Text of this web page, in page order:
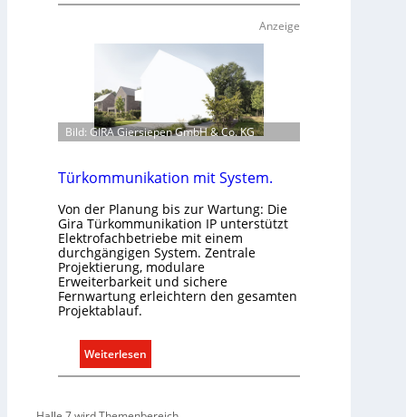
i
i
t
i
n
e
I
m
m
o
b
e
C
f
r
l
l
e
U
n
t
r
r
Anzeige
Bild: GIRA Giersiepen GmbH & Co. KG
Türkommunikation mit System.
Von der Planung bis zur Wartung: Die
Gira Türkommunikation IP unterstützt
Elektrofachbetriebe mit einem
durchgängigen System. Zentrale
Projektierung, modulare
Erweiterbarkeit und sichere
Fernwartung erleichtern den gesamten
Projektablauf.
Weiterlesen
T